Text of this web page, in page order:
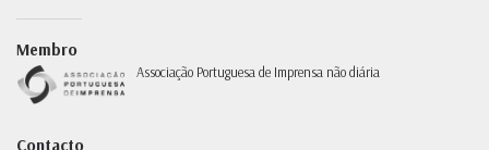
Membro
Associação Portuguesa de Imprensa não diária
Contacto